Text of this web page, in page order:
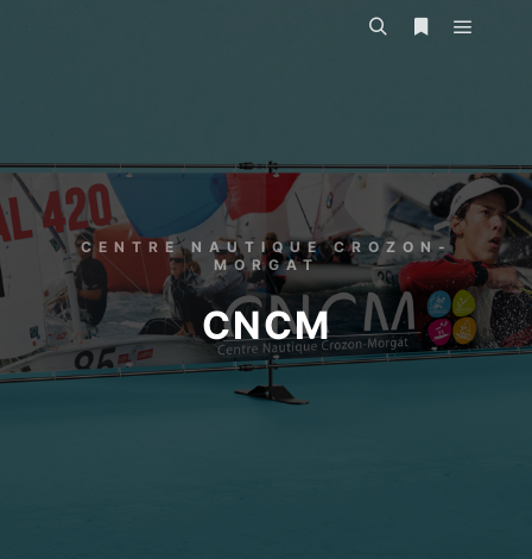
CENTRE NAUTIQUE CROZON-
MORGAT
CNCM